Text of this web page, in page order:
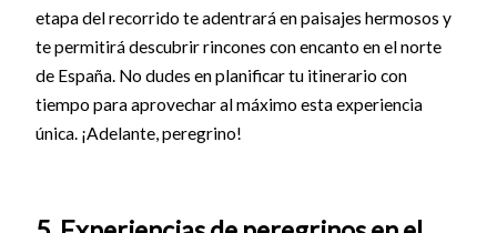
etapa del recorrido te adentrará en paisajes hermosos y
te permitirá descubrir rincones con encanto en el norte
de España. No dudes en planificar tu itinerario con
tiempo para aprovechar al máximo esta experiencia
única. ¡Adelante, peregrino!